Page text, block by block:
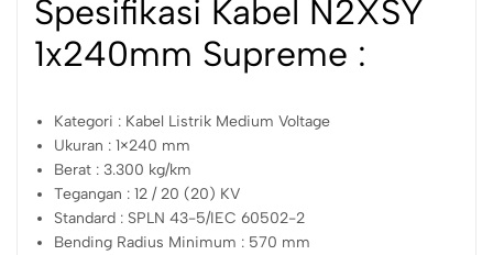
Spesifikasi Kabel N2XSY
1x240mm Supreme :
Kategori : Kabel Listrik Medium Voltage
Ukuran : 1×240 mm
Berat : 3.300 kg/km
Tegangan : 12 / 20 (20) KV
Standard : SPLN 43-5/IEC 60502-2
Bending Radius Minimum : 570 mm